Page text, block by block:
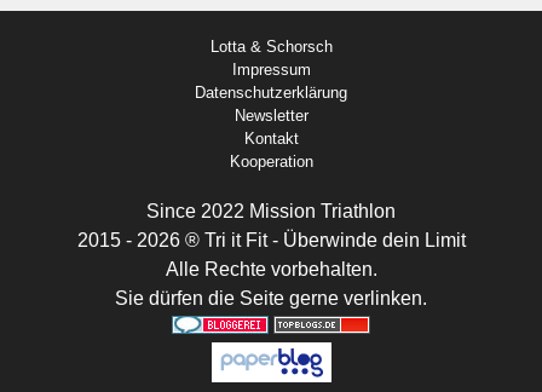
Lotta & Schorsch
Impressum
Datenschutzerklärung
Newsletter
Kontakt
Kooperation
Since 2022 Mission Triathlon
2015 - 2026 ® Tri it Fit - Überwinde dein Limit
Alle Rechte vorbehalten.
Sie dürfen die Seite gerne verlinken.